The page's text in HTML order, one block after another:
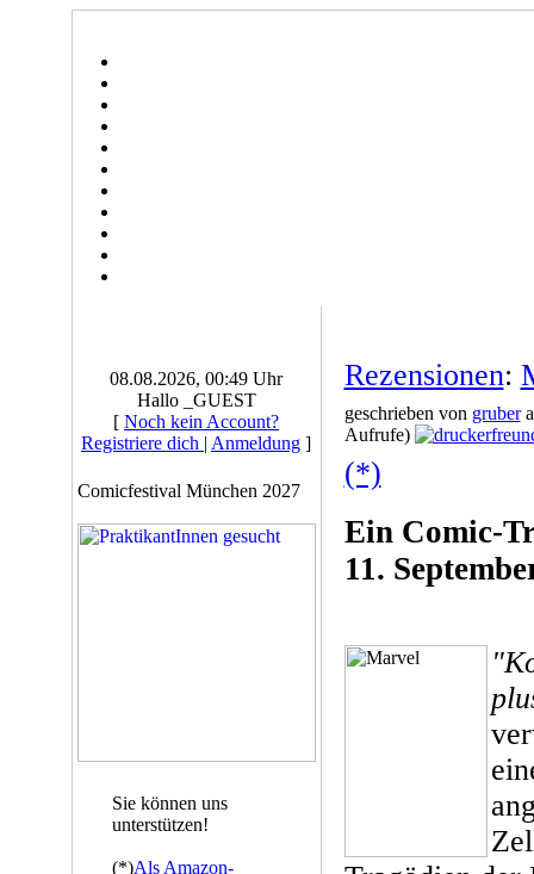
08.08.2026, 00:49 Uhr
Hallo _GUEST
[ Noch kein Account?
Registriere dich | Anmeldung ]
Comicfestival München 2027
Sie können uns
unterstützen!
(*)Als Amazon-
Rezensionen:
geschrieben von gruber
Aufrufe)
(*)
Ein Comic-
11.